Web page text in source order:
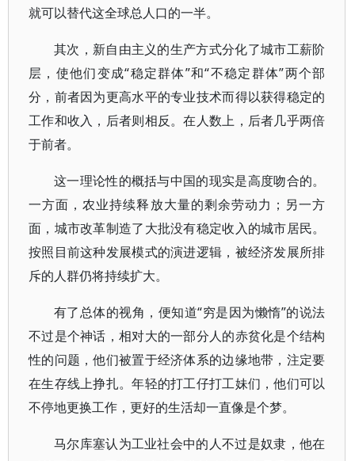
就可以替代这全球总人口的一半。
其次，新自由主义的生产方式分化了城市工薪阶
层，使他们变成“稳定群体”和“不稳定群体”两个部
分，前者因为更高水平的专业技术而得以获得稳定的
工作和收入，后者则相反。在人数上，后者几乎两倍
于前者。
这一理论性的概括与中国的现实是高度吻合的。
一方面，农业持续释放大量的剩余劳动力；另一方
面，城市改革制造了大批没有稳定收入的城市居民。
按照目前这种发展模式的演进逻辑，被经济发展所排
斥的人群仍将持续扩大。
有了总体的视角，便知道“穷是因为懒惰”的说法
不过是个神话，相对大的一部分人的赤贫化是个结构
性的问题，他们被置于经济体系的边缘地带，注定要
在生存线上挣扎。年轻的打工仔打工妹们，他们可以
不停地更换工作，更好的生活却一直像是个梦。
马尔库塞认为工业社会中的人不过是奴隶，他在